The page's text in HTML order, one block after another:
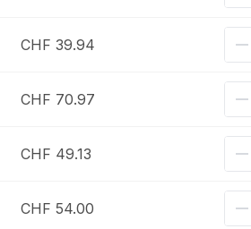
CHF 39.94
CHF 70.97
CHF 49.13
CHF 54.00